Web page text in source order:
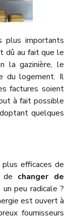
plus importants
dû au fait que le
la gazinière, le
du logement. Il
factures soient
à fait possible
quelques
efficaces de
changer de
peu radicale ?
est ouvert à
fournisseurs